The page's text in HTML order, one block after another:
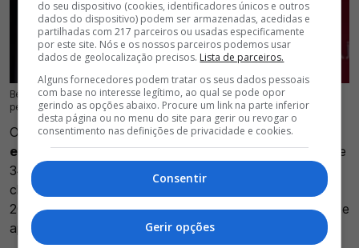
Benfica segue em busca de elevar a equipa para voltar ao topo na briga
pelos títulos da época e Leão é o novo reforço
18 Jul 2026 | 15:50 | 0
O Benfica oficializou a contrataçãode Mara Leão para a
equipa feminina de voleibol. A internacional brasileira, de
34 anos, assinou contrato válido por uma temporada e
chega à Luz para reforçar o conjunto encarnado em
2026/27. A experiente central chega do Uniersitario (Peru) e
apresenta um currículo de enorme destaque.
do seu dispositivo (cookies, identificadores únicos e outros
dados do dispositivo) podem ser armazenadas, acedidas e
partilhadas com 217 parceiros ou usadas especificamente
por este site. Nós e os nossos parceiros podemos usar
dados de geolocalização precisos. Lista de parceiros.
Alguns fornecedores podem tratar os seus dados pessoais
com base no interesse legítimo, ao qual se pode opor
gerindo as opções abaixo. Procure um link na parte inferior
desta página ou no menu do site para gerir ou revogar o
consentimento nas definições de privacidade e cookies.
Consentir
Gerir opções